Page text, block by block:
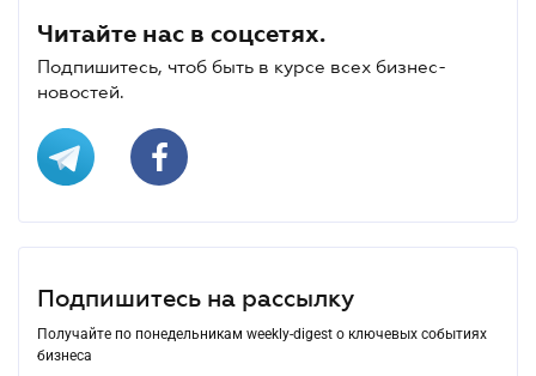
Читайте нас в соцсетях.
Подпишитесь, чтоб быть в курсе всех бизнес-
новостей.
Подпишитесь на рассылку
Получайте по понедельникам weekly-digest о ключевых событиях
бизнеса